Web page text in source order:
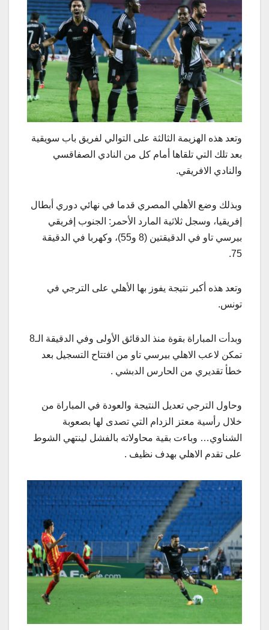
وتعد هذه الهزيمة الثالثة على التوالي لفريق باب سويقية
بعد تلك التي تلقاها أمام كل من النادي الصفاقسي
والنادي الافريقي.
وبذلك وضع الأهلي المصري قدما في نهائي دوري أبطال
إفريقيا، وسجل ثلاثية المارد الأحمر: الجنوب إفريقي
بيرسي تاو في الدقيقتين (8 و55)، وكهربا في الدقيقة
75.
وتعد هذه أكبر نتيجة يفوز بها الأهلي على الترجي في
تونس.
وبدأت المباراة بقوة منذ الدقائق الأولى وفي الدقيقة الـ8
تمكن لاعب الاهلي بيرسي تاو من افتتاح التسجيل بعد
خطأ تقديري من الحارس الدبشي .
وحاول الترجي تعديل النتيجة والعودة في المباراة من
خلال رأسية معتز الزدام التي تصدى لها بصعوبة
الشناوي… وباءت بقية محاولاته بالفشل لينتهي الشوط
على تقدم الاهلي بهدف نظيف .